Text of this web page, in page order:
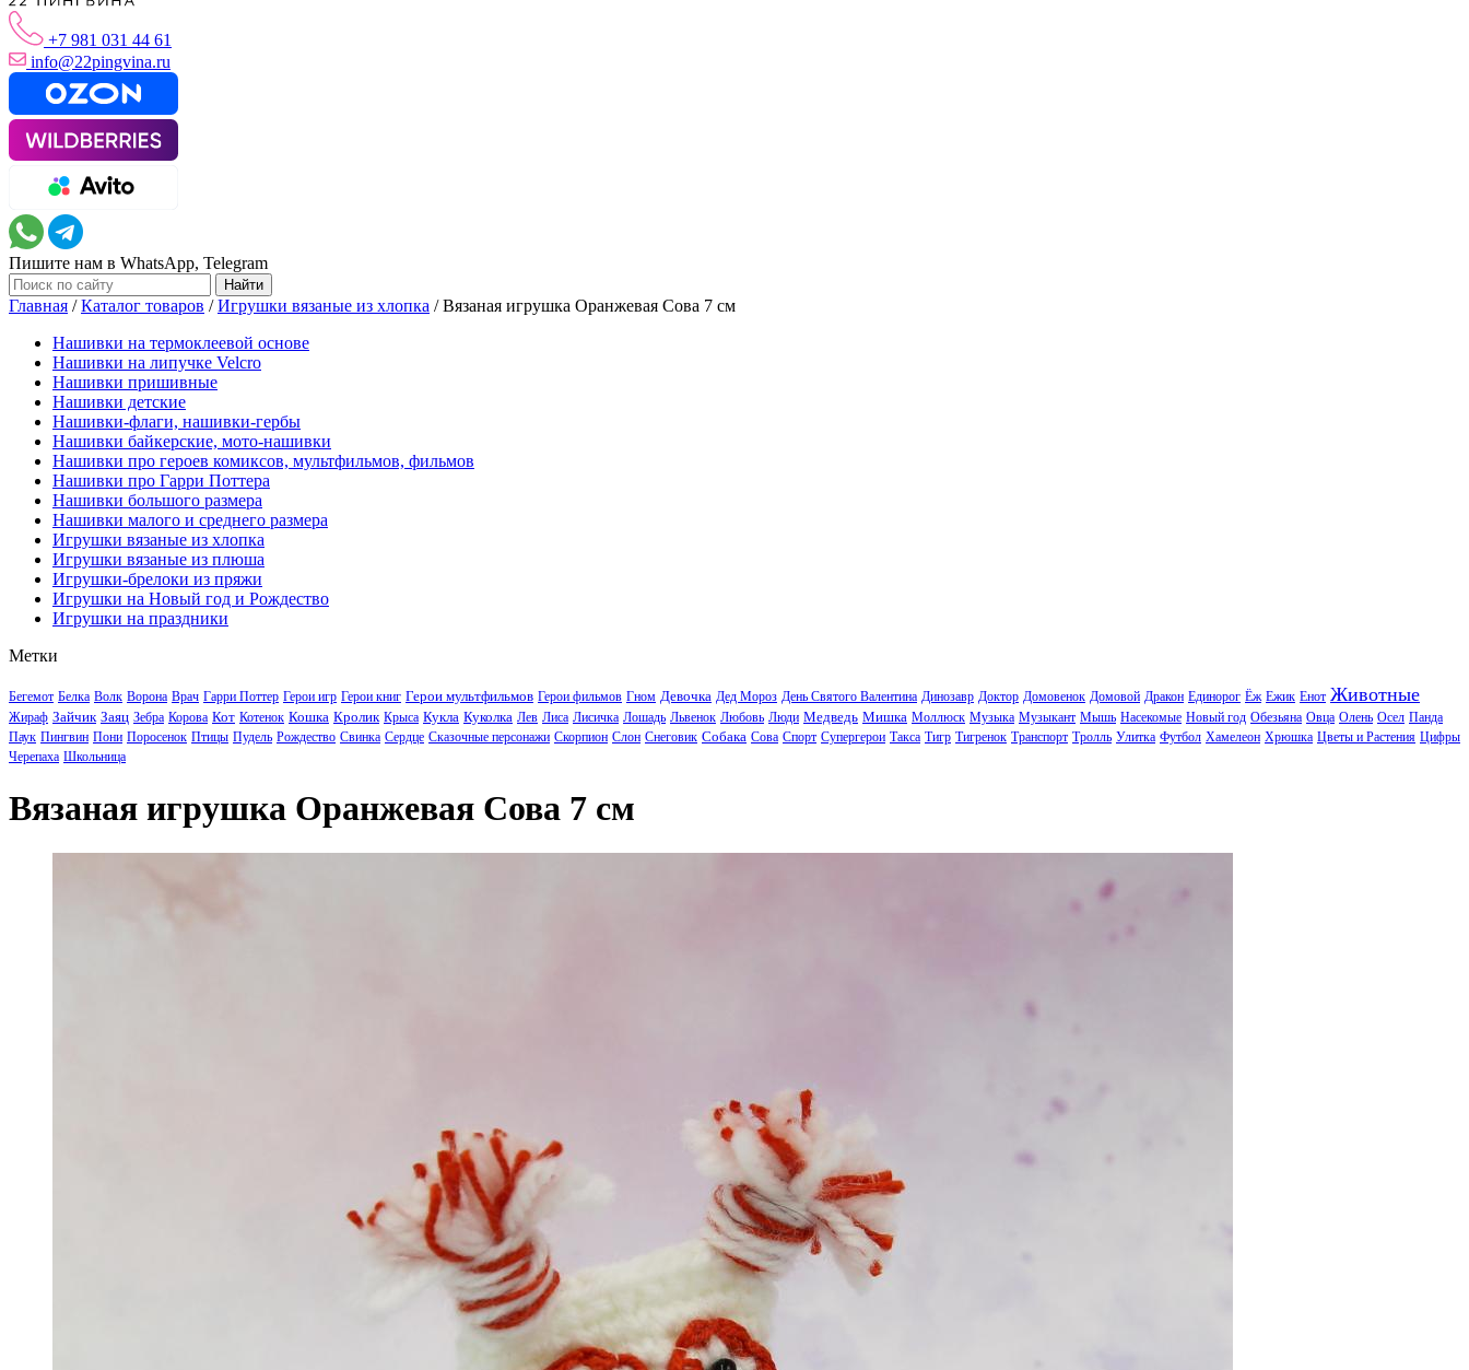
+7 981 031 44 61
info@22pingvina.ru
Пишите нам в WhatsApp, Telegram
Главная /Каталог товаров /Игрушки вязаные из хлопка /Вязаная игрушка Оранжевая Сова 7 см
Нашивки на термоклеевой основе
Нашивки на липучке Velcro
Нашивки пришивные
Нашивки детские
Нашивки-флаги, нашивки-гербы
Нашивки байкерские, мото-нашивки
Нашивки про героев комиксов, мультфильмов, фильмов
Нашивки про Гарри Поттера
Нашивки большого размера
Нашивки малого и среднего размера
Игрушки вязаные из хлопка
Игрушки вязаные из плюша
Игрушки-брелоки из пряжи
Игрушки на Новый год и Рождество
Игрушки на праздники
Метки
Бегемот Белка Волк Ворона Врач Гарри Поттер Герои игр Герои книг Герои мультфильмов Герои фильмов Гном Девочка Дед Мороз День Святого Валентина Динозавр Доктор Домовенок Домовой Дракон Единорог Ёж Ежик Енот Животные
Жираф Зайчик Заяц Зебра Корова Кот Котенок Кошка Кролик Крыса Кукла Куколка Лев Лиса Лисичка Лошадь Львенок Любовь Люди Медведь Мишка Моллюск Музыка Музыкант Мышь Насекомые Новый год Обезьяна Овца Олень Осел Панда
Паук Пингвин Пони Поросенок Птицы Пудель Рождество Свинка Сердце Сказочные персонажи Скорпион Слон Снеговик Собака Сова Спорт Супергерои Такса Тигр Тигренок Транспорт Тролль Улитка Футбол Хамелеон Хрюшка Цветы и Растения Цифры
Черепаха Школьница
Вязаная игрушка Оранжевая Сова 7 см